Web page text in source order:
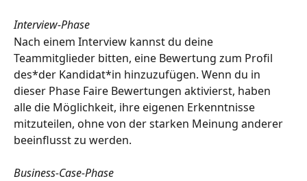
Interview-Phase
Nach einem Interview kannst du deine
Teammitglieder bitten, eine Bewertung zum Profil
des*der Kandidat*in hinzuzufügen. Wenn du in
dieser Phase Faire Bewertungen aktivierst, haben
alle die Möglichkeit, ihre eigenen Erkenntnisse
mitzuteilen, ohne von der starken Meinung anderer
beeinflusst zu werden.
Business-Case-Phase